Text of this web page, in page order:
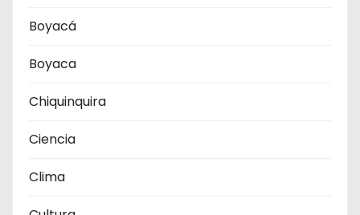
Boyacá
Boyaca
Chiquinquira
Ciencia
Clima